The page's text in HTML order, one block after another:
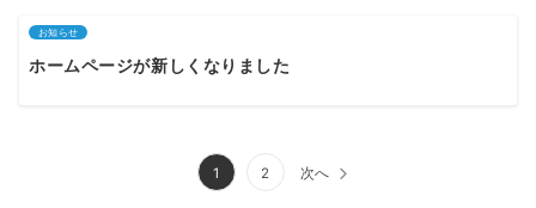
お知らせ
ホームページが新しくなりました
1 2 次へ